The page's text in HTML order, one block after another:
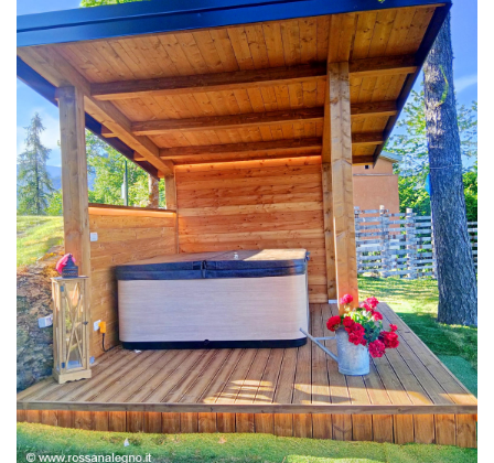
STRUTTURA ABETE LAMELLARE, RIVESTIMENTO IN
LARICE,